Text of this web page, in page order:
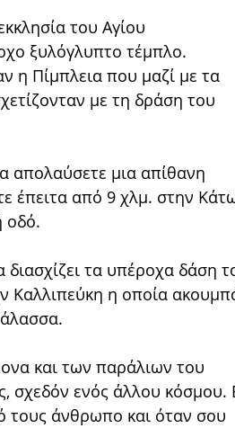
του Αγίου
ξυλόγλυπτο τέμπλο.
η Πίμπλεια που μαζί με τα
με τη δράση του
απολαύσετε μια απίθανη
έπειτα από 9 χλμ. στην
οδό.
τα υπέροχα δάση
Καλλιπεύκη η οποία
και των παράλιων του
σχεδόν ενός άλλου κόσμου.
τους άνθρωπο και όταν σου